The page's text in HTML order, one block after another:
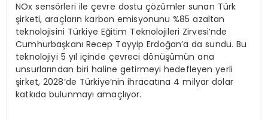
NOx sensörleri ile çevre dostu çözümler sunan Türk
şirketi, araçların karbon emisyonunu %85 azaltan
teknolojisini Türkiye Eğitim Teknolojileri Zirvesi’nde
Cumhurbaşkanı Recep Tayyip Erdoğan’a da sundu. Bu
teknolojiyi 5 yıl içinde çevreci dönüşümün ana
unsurlarından biri haline getirmeyi hedefleyen yerli
şirket, 2028’de Türkiye’nin ihracatına 4 milyar dolar
katkıda bulunmayı amaçlıyor.